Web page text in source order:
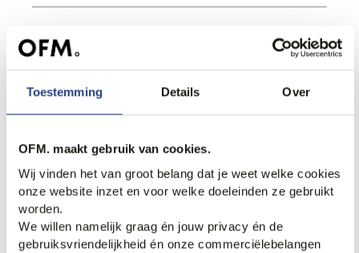
Toestemming Details Over
OFM. maakt gebruik van cookies.
Wij vinden het van groot belang dat je weet welke cookies
onze website inzet en voor welke doeleinden ze gebruikt
worden.
We willen namelijk graag én jouw privacy én de
gebruiksvriendelijkheid én onze commerciëlebelangen
3. Het Varsity jack
Herken jij het nog? Het Varsity jack is weer helemaal
terug van weggeweest. Wij hebben het jack in een
PME uitvoering. Draag ‘m met een stoere coltrui,
boots en jeans. Dat is wel heel simpel in 1x stijlvol.